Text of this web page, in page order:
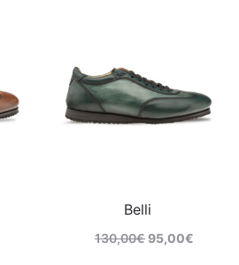
Belli
130,00€95,00€